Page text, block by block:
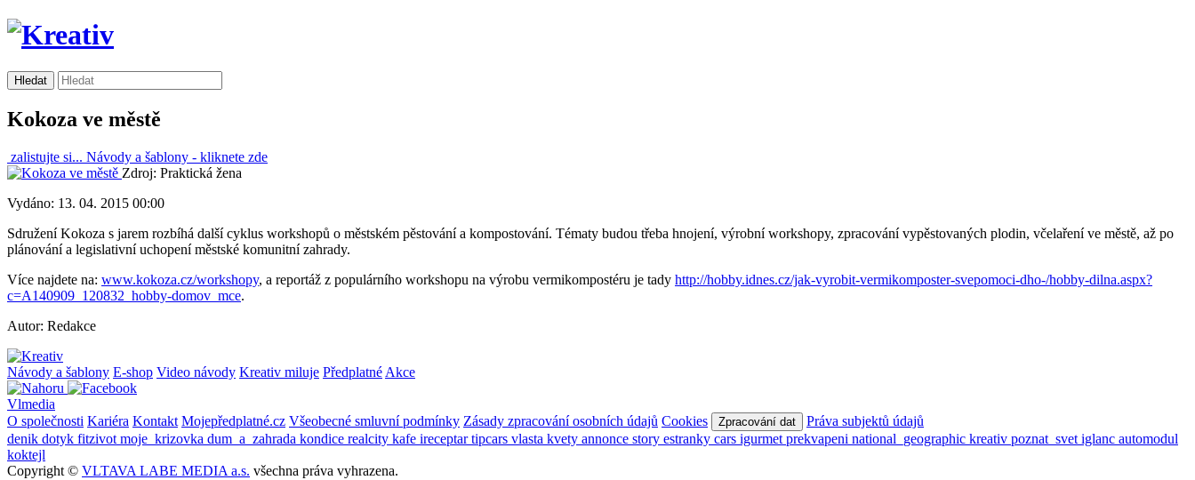
Kokoza ve městě
zalistujte si... Návody a šablony - kliknete zde
Zdroj: Praktická žena
Vydáno: 13. 04. 2015 00:00
Sdružení Kokoza s jarem rozbíhá další cyklus workshopů o městském pěstování a kompostování. Tématy budou třeba hnojení, výrobní workshopy, zpracování vypěstovaných plodin, včelaření ve městě, až po
plánování a legislativní uchopení městské komunitní zahrady.
Více najdete na: www.kokoza.cz/workshopy, a reportáž z populárního workshopu na výrobu vermikompostéru je tady http://hobby.idnes.cz/jak-vyrobit-vermikomposter-svepomoci-dho-/hobby-dilna.aspx?
c=A140909_120832_hobby-domov_mce.
Autor: Redakce
Návody a šablony E-shop Video návody Kreativ miluje Předplatné Akce
Vlmedia
O společnosti Kariéra Kontakt Mojepředplatné.cz Všeobecné smluvní podmínky Zásady zpracování osobních údajů Cookies Zpracování dat
Práva subjektů údajů
denik dotyk fitzivot moje_krizovka dum_a_zahrada kondice realcity kafe ireceptartipcars vlasta kvety annonce story estranky cars igurmet prekvapeni national_geographic kreativ poznat_svet iglanc automodul
koktejl
Copyright © VLTAVA LABE MEDIA a.s. všechna práva vyhrazena.